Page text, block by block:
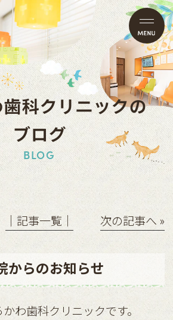
科クリニックの
ブログ
BLOG
│記事一覧│ 次の記事へ »
からのお知らせ
わ歯科クリニックです。